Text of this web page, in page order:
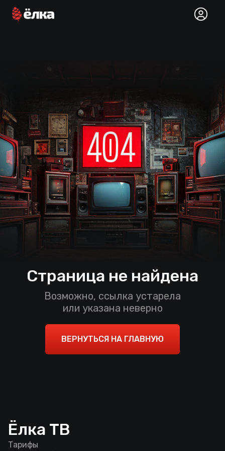
Страница не найдена
Возможно, ссылка устарела
или указана неверно
ВЕРНУТЬСЯ НА ГЛАВНУЮ
Ёлка ТВ
Тарифы